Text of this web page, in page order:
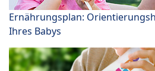
Ernährungsplan:
Ihres Babys